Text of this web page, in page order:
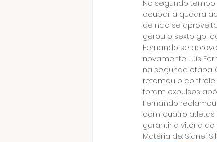
No segundo
ocupar a quadra
de não se
gerou o sexto gol
Fernando se
novamente Luís
na segunda etapa.
retomou o controle
foram expulsos
Fernando
com quatro atletas
garantir a vitória
Matéria de: Sidnei